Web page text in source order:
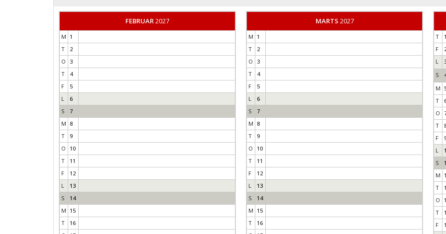
FEBRUAR2027
M 1
T
2
O 3
T
4
F
5
L
6
S
7
M 8
T
9
O
10
T
11
F
12
L
13
S
14
M 15
T
16
MARTS 2027
M 1
T
2
O 3
T
4
F
5
L
6
S
7
M 8
T
9
O
10
T
11
F
12
L
13
S
14
M 15
T
16
T
1
F
L
S
M
T
O
T
F
L
S
M
T
O
T
F